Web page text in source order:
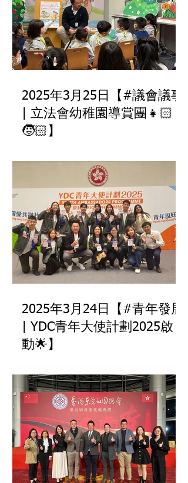
2025年3月25日【#議會議事
| 立法會幼稚園導賞團👧🏻
🧒🏻】
2025年3月24日【#青年發展
| YDC青年大使計劃2025啟
動🌟】